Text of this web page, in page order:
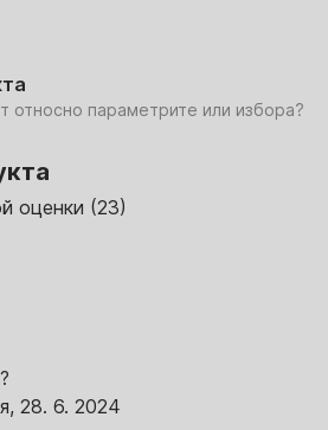
относно параметрите или избора?
оценки (23)
, 28. 6. 2024